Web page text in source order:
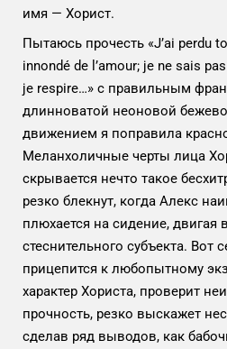
имя — Хорист.
Пытаюсь прочесть «J’ai perdu
innondé de l’amour; je ne sais
je respire…» с правильным
длинноватой неоновой
движением я поправила
Меланхоличные черты лица
скрывается нечто такое
резко блекнут, когда Алекс
плюхается на сидение, двигая
стеснительного субъекта. Вот
прицепится к любопытному
характер Хориста, проверит
прочность, резко выскажет
сделав ряд выводов, как